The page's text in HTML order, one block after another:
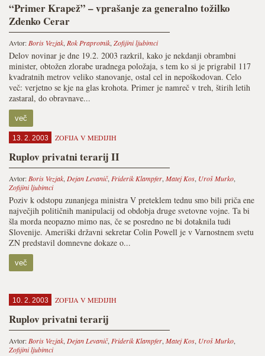
“Primer Krapež” – vprašanje za generalno tožilko
Zdenko Cerar
Avtor: Boris Vezjak, Rok Praprotnik, Zofijini ljubimci
Delov novinar je dne 19.2. 2003 razkril, kako je nekdanji obrambni
minister, obtožen zlorabe uradnega položaja, s tem ko si je prigrabil 117
kvadratnih metrov veliko stanovanje, ostal cel in nepoškodovan. Celo
več: verjetno se kje na glas krohota. Primer je namreč v treh, štirih letih
zastaral, do obravnave...
več
13. 2. 2003 ZOFIJA V MEDIJIH
Ruplov privatni terarij II
Avtor: Boris Vezjak, Dejan Levanič, Friderik Klampfer, Matej Kos, Uroš Murko,
Zofijini ljubimci
Poziv k odstopu zunanjega ministra V preteklem tednu smo bili priča ene
največjih političnih manipulacij od obdobja druge svetovne vojne. Ta bi
šla morda neopazno mimo nas, če se posredno ne bi dotaknila tudi
Slovenije. Ameriški državni sekretar Colin Powell je v Varnostnem svetu
ZN predstavil domnevne dokaze o...
več
10. 2. 2003 ZOFIJA V MEDIJIH
Ruplov privatni terarij
Avtor: Boris Vezjak, Dejan Levanič, Friderik Klampfer, Matej Kos, Uroš Murko,
Zofijini ljubimci